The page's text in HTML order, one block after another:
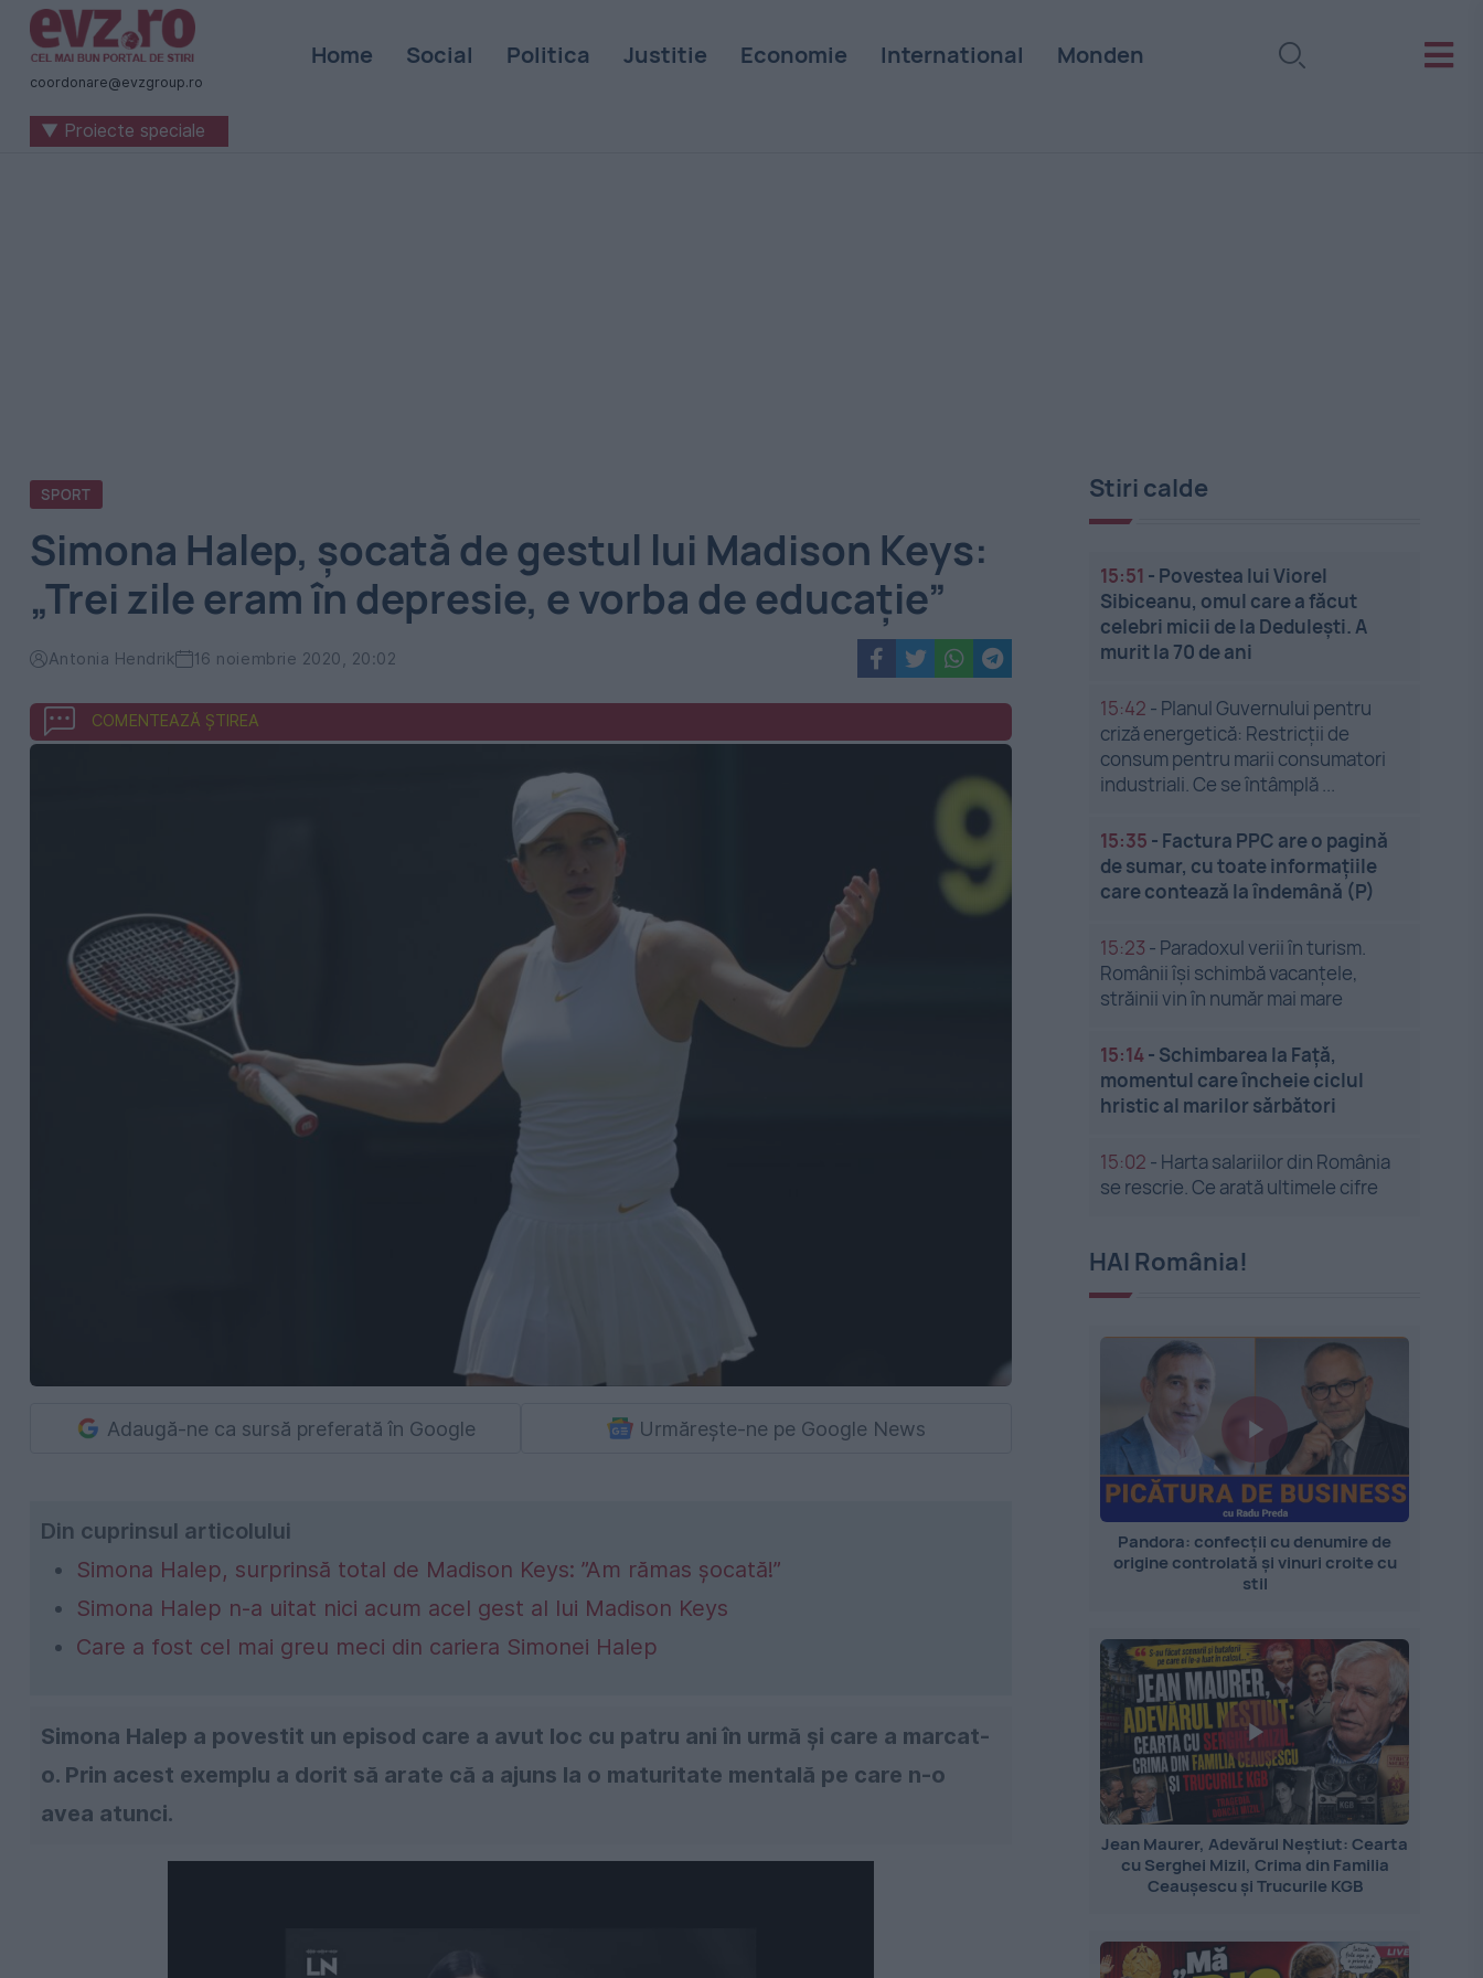
Știri
naționale
internaționale
coordonare@evzgroup.ro
Home Social Politica Justitie Economie International Monden
▼ Proiecte speciale
SPORT
Simona Halep, şocată de gestul lui Madison Keys:
„Trei zile eram în depresie, e vorba de educație”
Antonia Hendrik 16 noiembrie 2020, 20:02
COMENTEAZĂ ȘTIREA
Adaugă-ne ca sursă preferată în Google Urmărește-ne pe Google News
Din cuprinsul articolului
Simona Halep, surprinsă total de Madison Keys: ”Am rămas șocată!”
Simona Halep n-a uitat nici acum acel gest al lui Madison Keys
Care a fost cel mai greu meci din cariera Simonei Halep
Simona Halep a povestit un episod care a avut loc cu patru ani în urmă şi care a marcat-
o. Prin acest exemplu a dorit să arate că a ajuns la o maturitate mentală pe care n-o
avea atunci.
Stiri calde
15:51 - Povestea lui Viorel
Sibiceanu, omul care a făcut
celebri micii de la Dedulești. A
murit la 70 de ani
15:42 - Planul Guvernului pentru
criză energetică: Restricții de
consum pentru marii consumatori
industriali. Ce se întâmplă ...
15:35 - Factura PPC are o pagină
de sumar, cu toate informațiile
care contează la îndemână (P)
15:23 - Paradoxul verii în turism.
Românii își schimbă vacanțele,
străinii vin în număr mai mare
15:14- Schimbarea la Față,
momentul care încheie ciclul
hristic al marilor sărbători
15:02 - Harta salariilor din România
se rescrie. Ce arată ultimele cifre
HAI România!
Pandora: confecții cu denumire de
origine controlată și vinuri croite cu
stil
Jean Maurer, Adevărul Neștiut: Cearta
cu Serghei Mizil, Crima din Familia
Ceaușescu și Trucurile KGB